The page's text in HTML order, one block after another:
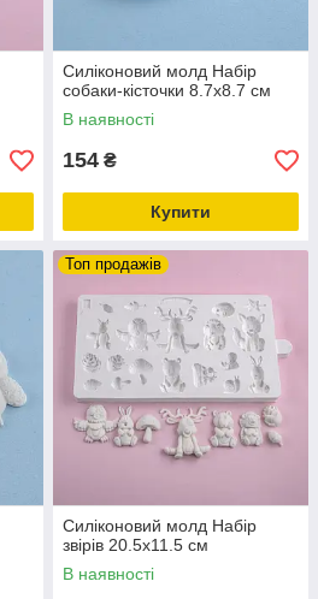
Силіконовий молд Набір
собаки-кісточки 8.7х8.7 см
В наявності
154 ₴
Купити
Топ продажів
Силіконовий молд Набір
звірів 20.5х11.5 см
В наявності